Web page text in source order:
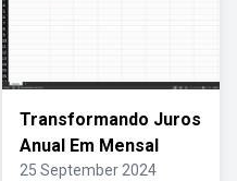
Transformando Juros
Anual Em Mensal
25 September 2024